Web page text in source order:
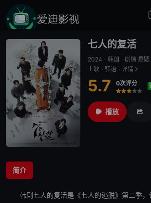
七人的复活
2024 · 韩国 · 剧情 悬疑
上映 · 韩语 · 详情
5.7 0次评分
很差
较差还行推荐力荐
播放
简介
韩剧七人的复活是《七人的逃脱》第二季